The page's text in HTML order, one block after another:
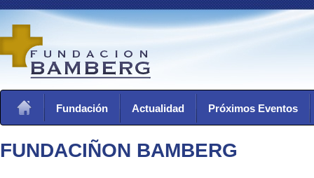
Fundación Actualidad Próximos Eventos
FUNDACIÑON BAMBERG